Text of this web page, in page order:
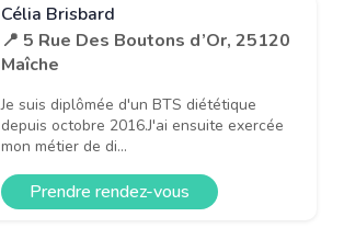
Célia Brisbard
📍 5 Rue Des Boutons d’Or, 25120
Maîche
Je suis diplômée d'un BTS diététique
depuis octobre 2016.J'ai ensuite exercée
mon métier de di...
Prendre rendez-vous